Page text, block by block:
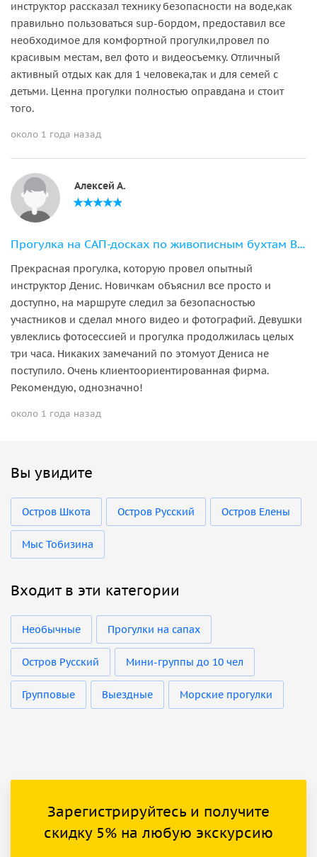
инструктор рассказал технику безопасности на воде,как
правильно пользоваться sup-бордом, предоставил все
необходимое для комфортной прогулки,провел по
красивым местам, вел фото и видеосъемку. Отличный
активный отдых как для 1 человека,так и для семей с
детьми. Ценна прогулки полностью оправдана и стоит
того.
около 1 года назад
Алексей А.
Прогулка на САП-досках по живописным бухтам Владивостока и острова Русский
Прекрасная прогулка, которую провел опытный
инструктор Денис. Новичкам объяснил все просто и
доступно, на маршруте следил за безопасностью
участников и сделал много видео и фотографий. Девушки
увлеклись фотосессией и прогулка продолжилась целых
три часа. Никаких замечаний по этомуот Дениса не
поступило. Очень клиентоориентированная фирма.
Рекомендую, однозначно!
около 1 года назад
Вы увидите
Остров Шкота Остров Русский Остров Елены
Мыс Тобизина
Входит в эти категории
Необычные Прогулки на сапах
Остров Русский Мини-группы до 10 чел
Групповые Выездные Морские прогулки
Зарегистрируйтесь и получите
скидку 5% на любую экскурсию